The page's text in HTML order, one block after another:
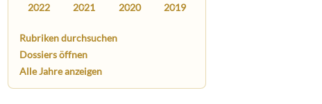
2022 2021 2020 2019
Rubriken durchsuchen
Dossiers öffnen
Alle Jahre anzeigen